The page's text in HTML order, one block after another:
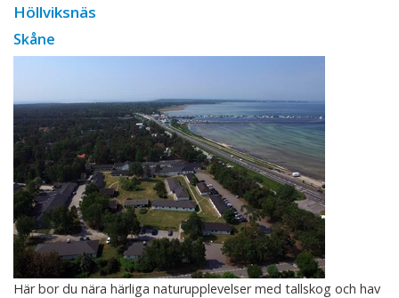
Höllviksnäs
Skåne
Här bor du nära härliga naturupplevelser med tallskog och hav